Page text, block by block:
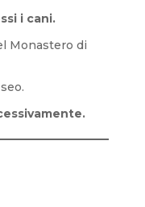
i cani.
Monastero di